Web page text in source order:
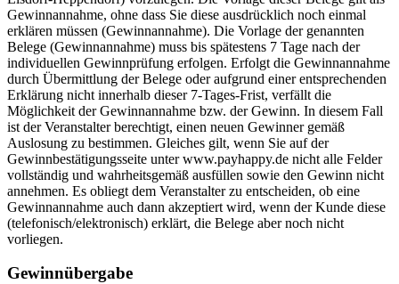
Gewinnannahme, ohne dass Sie diese ausdrücklich noch einmal
erklären müssen (Gewinnannahme). Die Vorlage der genannten
Belege (Gewinnannahme) muss bis spätestens 7 Tage nach der
individuellen Gewinnprüfung erfolgen. Erfolgt die Gewinnannahme
durch Übermittlung der Belege oder aufgrund einer entsprechenden
Erklärung nicht innerhalb dieser 7-Tages-Frist, verfällt die
Möglichkeit der Gewinnannahme bzw. der Gewinn. In diesem Fall
ist der Veranstalter berechtigt, einen neuen Gewinner gemäß
Auslosung zu bestimmen. Gleiches gilt, wenn Sie auf der
Gewinnbestätigungsseite unter www.payhappy.de nicht alle Felder
vollständig und wahrheitsgemäß ausfüllen sowie den Gewinn nicht
annehmen. Es obliegt dem Veranstalter zu entscheiden, ob eine
Gewinnannahme auch dann akzeptiert wird, wenn der Kunde diese
(telefonisch/elektronisch) erklärt, die Belege aber noch nicht
vorliegen.
Gewinnübergabe